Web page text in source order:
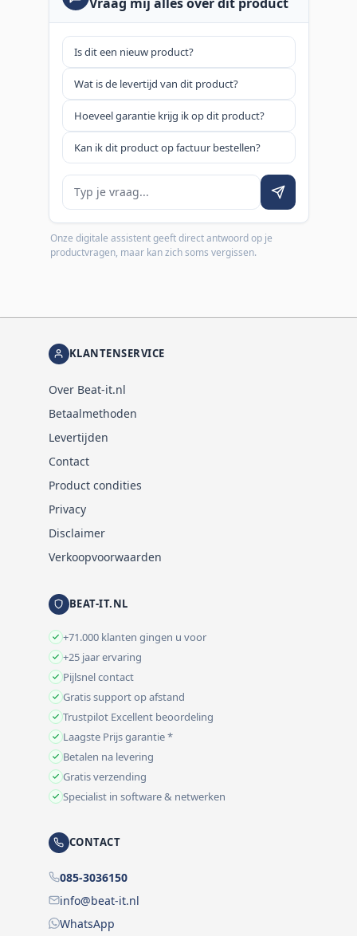
Is dit een nieuw product?
Wat is de levertijd van dit product?
Hoeveel garantie krijg ik op dit product?
Kan ik dit product op factuur bestellen?
Je vraag
Onze digitale assistent geeft direct antwoord op je
productvragen, maar kan zich soms vergissen.
KLANTENSERVICE
Over Beat-it.nl
Betaalmethoden
Levertijden
Contact
Product condities
Privacy
Disclaimer
Verkoopvoorwaarden
BEAT-IT.NL
+71.000 klanten gingen u voor
+25 jaar ervaring
Pijlsnel contact
Gratis support op afstand
Trustpilot Excellent beoordeling
Laagste Prijs garantie *
Betalen na levering
Gratis verzending
Specialist in software & netwerken
CONTACT
085-3036150
info@beat-it.nl
WhatsApp